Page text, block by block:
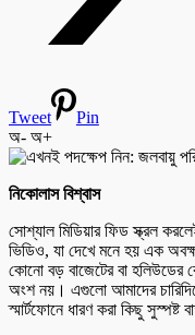
Tweet
Pin
অ- অ+
নিকোলাস বিশ্বাস
সোশ্যাল মিডিয়ার ফিড স্ক্রল
ভিডিও, যা দেখে মনে হয় এক
কোনো বড় বাজেটের বা হলিউডের
অংশ নয়। এগুলো আমাদের
স্মার্টফোনে ধারণ করা কিছু সুস্পষ্ট